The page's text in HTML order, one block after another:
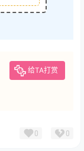
给TA打赏
0 0